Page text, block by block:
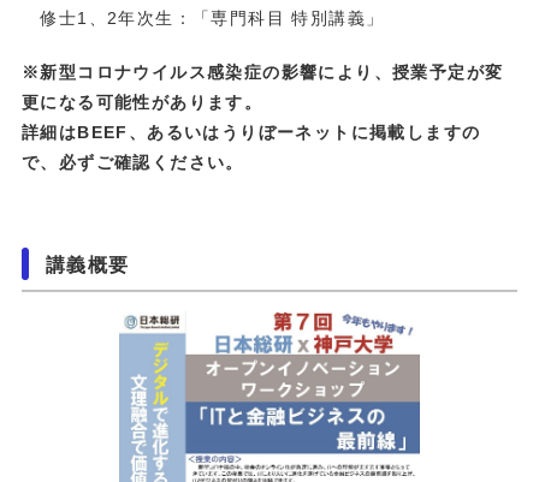
修士1、2年次生：「専門科目 特別講義」
※新型コロナウイルス感染症の影響により、授業予定が変
更になる可能性があります。
詳細はBEEF、あるいはうりぼーネットに掲載しますの
で、必ずご確認ください。
講義概要